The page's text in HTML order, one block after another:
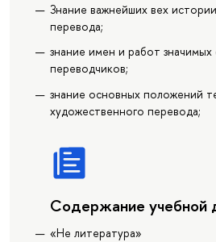
Знание важнейших вех
перевода;
знание имен и работ
переводчиков;
знание основных положений
художественного перевода;
Содержание учебной
«Не литература»